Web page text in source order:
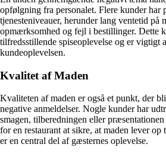
opfølgning fra personalet. Flere kunder har
tjenesteniveauer, herunder lang ventetid på
opmærksomhed og fejl i bestillinger. Dette
tilfredsstillende spiseoplevelse og er vigtigt
kundeoplevelsen.
Kvalitet af Maden
Kvaliteten af maden er også et punkt, der
negative anmeldelser. Nogle kunder har
smagen, tilberedningen eller
for en restaurant at sikre, at maden lever
er en central del af gæsternes oplevelse.